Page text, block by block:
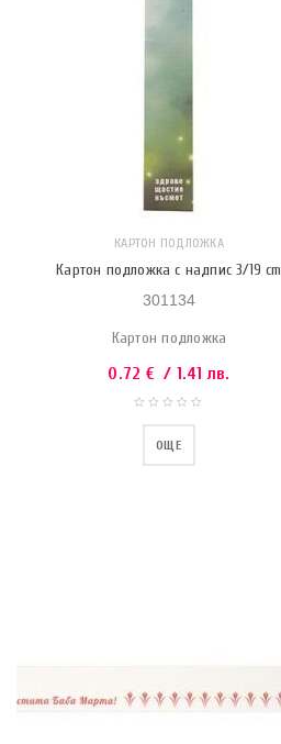
КАРТОН ПОДЛОЖКА
Картон подложка с надпис 3/19 cm
301134
Картон подложка
0.72 € / 1.41 лв.
ОЩЕ